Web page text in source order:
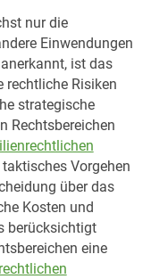
nur die
Einwendungen
ist das
rechtliche Risiken
strategische
Rechtsbereichen
Vorgehen
über das
Kosten und
berücksichtigt
eine